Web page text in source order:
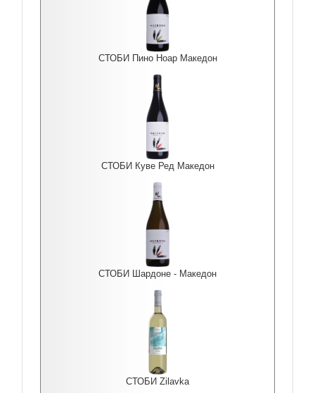
СТОБИ Пино Ноар Македон
СТОБИ Куве Ред Македон
СТОБИ Шардоне - Македон
СТОБИ Zilavka